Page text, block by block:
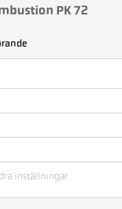
PK 72
inställningar